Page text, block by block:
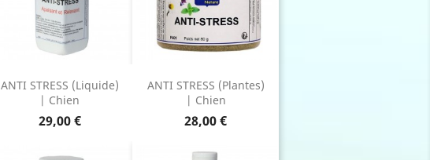
ANTI STRESS (Liquide)
| Chien
Prix
29,00 €
ANTI STRESS (Plantes)
| Chien
Prix
28,00 €